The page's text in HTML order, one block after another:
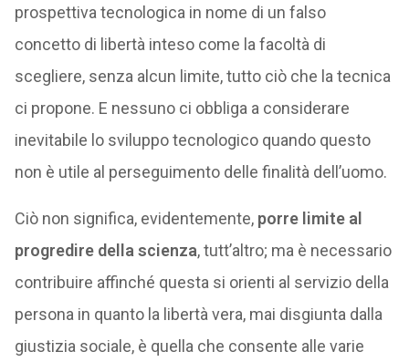
prospettiva tecnologica in nome di un falso
concetto di libertà inteso come la facoltà di
scegliere, senza alcun limite, tutto ciò che la tecnica
ci propone. E nessuno ci obbliga a considerare
inevitabile lo sviluppo tecnologico quando questo
non è utile al perseguimento delle finalità dell’uomo.
Ciò non significa, evidentemente,porre limite al
progredire della scienza, tutt’altro; ma è necessario
contribuire affinché questa si orienti al servizio della
persona in quanto la libertà vera, mai disgiunta dalla
giustizia sociale, è quella che consente alle varie